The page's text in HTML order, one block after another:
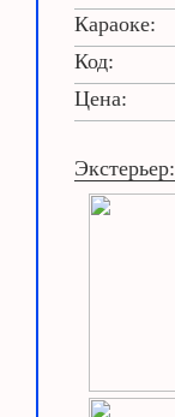
Караоке:
Код:
Цена:
Экстерьер: